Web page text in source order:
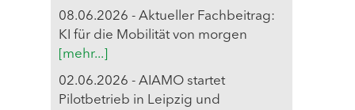
08.06.2026 - Aktueller Fachbeitrag:
KI für die Mobilität von morgen
[mehr...]
02.06.2026 - AIAMO startet
Pilotbetrieb in Leipzig und